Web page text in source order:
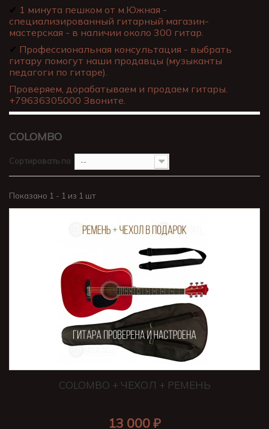
✔ 1 минута пешком от м.Южная -
специализированный гитарный магазин-
мастерская - в наличии около 300 гитар.
✔ Профессиональная консультация - выбрать
гитару помогут наши продавцы (музыканты
педагоги по гитаре).
Проверяем, дорабатываем и продаем гитары.
+79636305000 Звоните.
COLOMBO
Сортировать по --
Показано 1 - 1 из 1 шт
COLOMBO + ЧЕХОЛ + РЕМЕНЬ
13 000 ₽